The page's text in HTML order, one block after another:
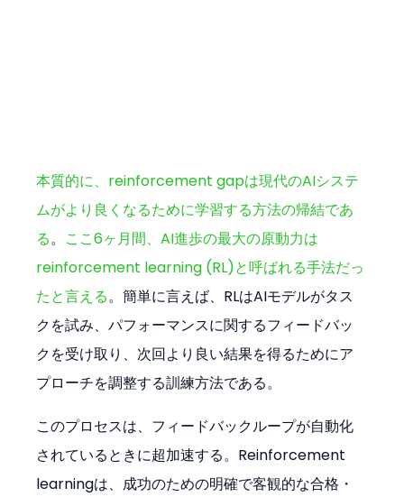
本質的に、reinforcement gapは現代のAIシステ
ムがより良くなるために学習する方法の帰結であ
る。 ここ6ヶ月間、AI進歩の最大の原動力は
reinforcement learning (RL)と呼ばれる手法だっ
たと言える。簡単に言えば、RLはAIモデルがタス
クを試み、パフォーマンスに関するフィードバッ
クを受け取り、次回より良い結果を得るためにア
プローチを調整する訓練方法である。
このプロセスは、フィードバックループが自動化
されているときに超加速する。Reinforcement
learningは、成功のための明確で客観的な合格・